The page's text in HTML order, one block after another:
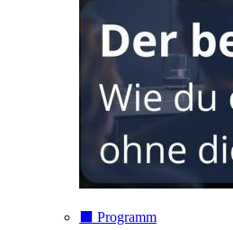
⬛️ Programm